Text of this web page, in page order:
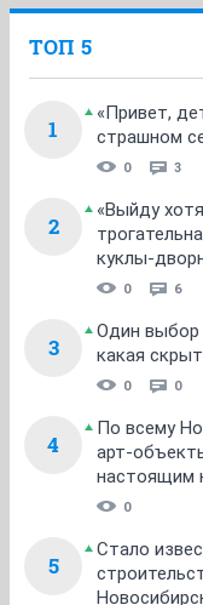
ТОП 5
1
«Привет,
страшном
0 3
2
«Выйду
куклы-
0 6
3
Один выбор
какая
0 0
4
По всему
арт-
настоящим
0
5
Стало